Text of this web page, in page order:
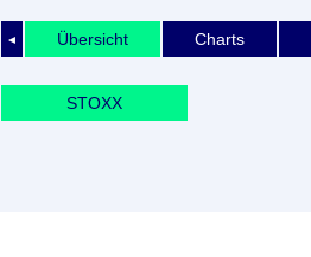
◄ Übersicht Charts
STOXX